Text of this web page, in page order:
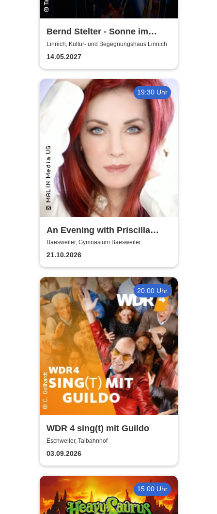
Bernd Stelter - Sonne im
Herzen, Blödsinn im Kopp!
Linnich, Kultur- und Begegnungshaus Linnich
14.05.2027
19:30 Uhr
An Evening with Priscilla
Presley
Baesweiler, Gymnasium Baesweiler
21.10.2026
20:00 Uhr
WDR 4 sing(t) mit Guildo
Eschweiler, Talbahnhof
03.09.2026
15:00 Uhr